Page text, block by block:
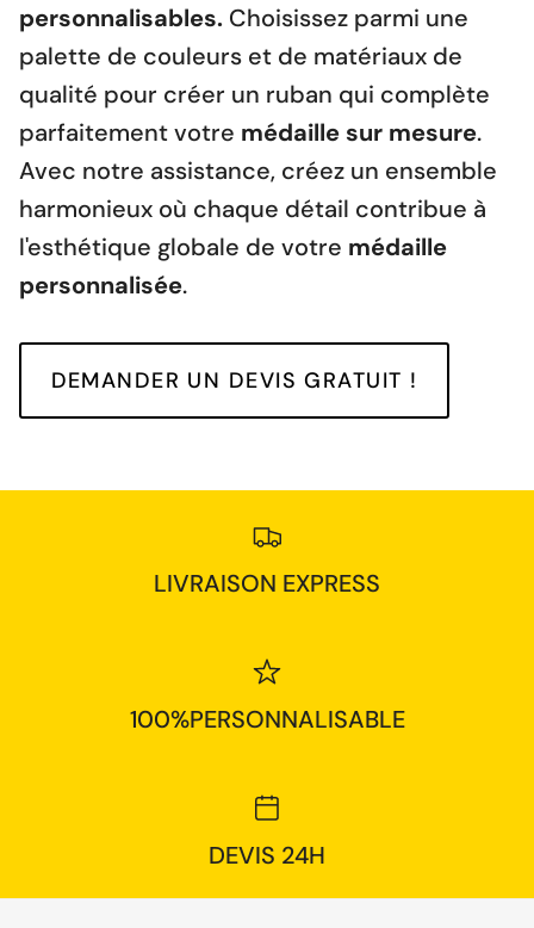
personnalisables. Choisissez parmi une
palette de couleurs et de matériaux de
qualité pour créer un ruban qui complète
parfaitement votre médaille sur mesure.
Avec notre assistance, créez un ensemble
harmonieux où chaque détail contribue à
l'esthétique globale de votre médaille
personnalisée.
DEMANDER UN DEVIS GRATUIT !
LIVRAISON EXPRESS
100%PERSONNALISABLE
DEVIS 24H